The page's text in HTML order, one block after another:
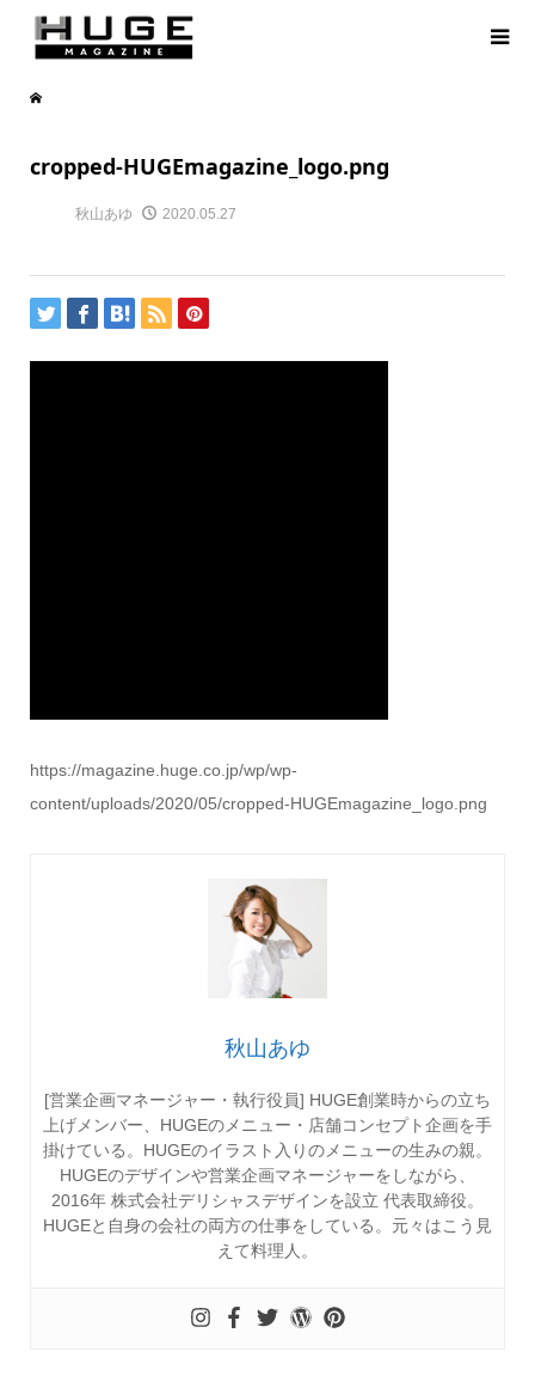
cropped-HUGEmagazine_logo.png
秋山あゆ 2020.05.27
https://magazine.huge.co.jp/wp/wp-
content/uploads/2020/05/cropped-HUGEmagazine_logo.png
秋山あゆ
[営業企画マネージャー・執行役員] HUGE創業時からの立ち
上げメンバー、HUGEのメニュー・店舗コンセプト企画を手
掛けている。HUGEのイラスト入りのメニューの生みの親。
HUGEのデザインや営業企画マネージャーをしながら、
2016年 株式会社デリシャスデザインを設立 代表取締役。
HUGEと自身の会社の両方の仕事をしている。元々はこう見
えて料理人。